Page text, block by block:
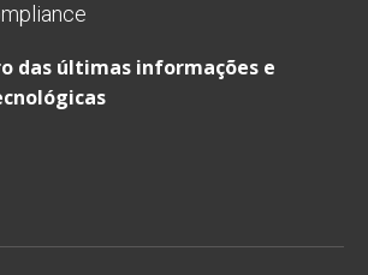
das últimas informações e